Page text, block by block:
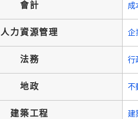
會計 成
人力資源管理 企
法務 行
地政 不
建築工程 建